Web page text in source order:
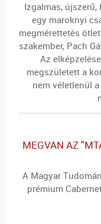
Izgalmas,
egy maroknyi
megmérettetés
szakember, Pach
Az
megszületett a
nem véletlenül
MEGVAN AZ
A Magyar
prémium